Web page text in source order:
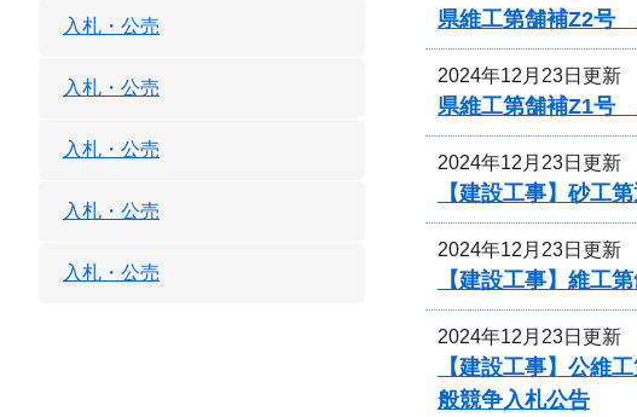
県維工第舗補Z2号
2024年12月23日更新
県維工第舗補Z1号
2024年12月23日更新
【建設工事】砂工
2024年12月23日更新
【建設工事】維工
2024年12月23日更新
【建設工事】公維
般競争入札公告
入札・公売
入札・公売
入札・公売
入札・公売
入札・公売